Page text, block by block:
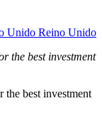
Reino Unido
the best investment
best investment